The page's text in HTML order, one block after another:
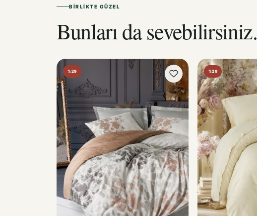
BIRLIKTE GÜZEL
Bunları da sevebilirsiniz.
%29 %29